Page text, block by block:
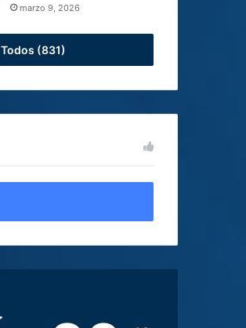
marzo 9, 2026
Todos (831)